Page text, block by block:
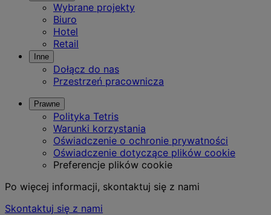
Wybrane projekty
Biuro
Hotel
Retail
Inne
Dołącz do nas
Przestrzeń pracownicza
Prawne
Polityka Tetris
Warunki korzystania
Oświadczenie o ochronie prywatności
Oświadczenie dotyczące plików cookie
Preferencje plików cookie
Po więcej informacji, skontaktuj się z nami
Skontaktuj się z nami